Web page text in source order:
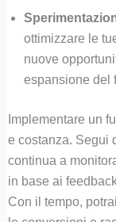
ottimizzare le
nuove
espansione del
Implementare un
e costanza. Segui
continua a
in base ai
Con il tempo,